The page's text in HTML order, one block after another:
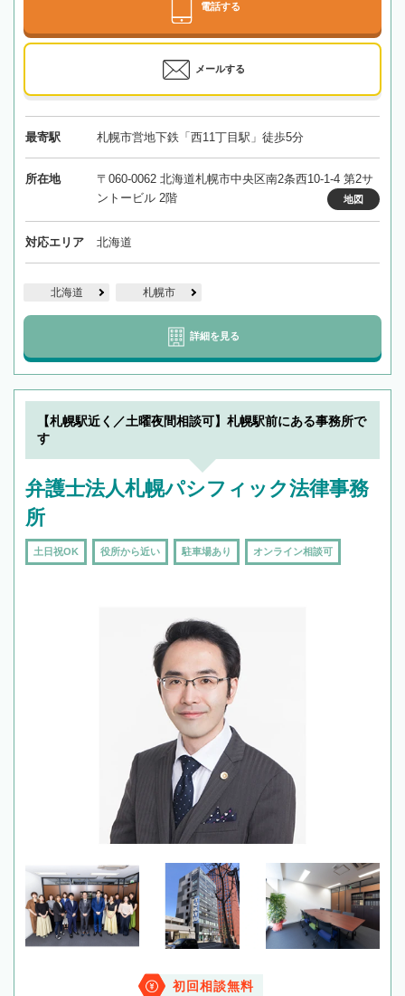
電話する
メールする
最寄駅 札幌市営地下鉄「西11丁目駅」徒歩5分
所在地
〒060-0062 北海道札幌市中央区南2条西10-1-4 第2サ
ントービル 2階
地図
対応エリア 北海道
北海道 札幌市
詳細を見る
【札幌駅近く／土曜夜間相談可】札幌駅前にある事務所で
す
弁護士法人札幌パシフィック法律事務
所
土日祝OK 役所から近い 駐車場あり オンライン相談可
初回相談無料